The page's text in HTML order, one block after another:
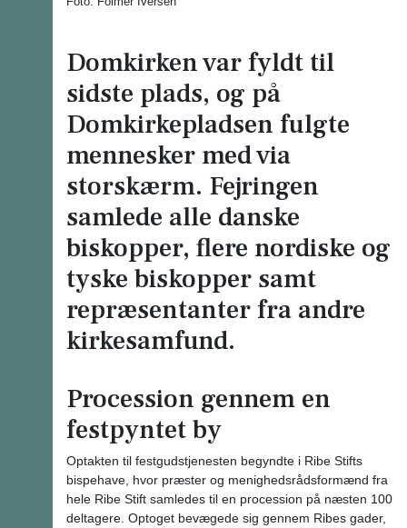
Domkirken var fyldt til
sidste plads, og på
Domkirkepladsen fulgte
mennesker med via
storskærm. Fejringen
samlede alle danske
biskopper, flere nordiske og
tyske biskopper samt
repræsentanter fra andre
kirkesamfund.
Procession gennem en
festpyntet by
Optakten til festgudstjenesten begyndte i Ribe Stifts
bispehave, hvor præster og menighedsrådsformænd fra
hele Ribe Stift samledes til en procession på næsten 100
deltagere. Optoget bevægede sig gennem Ribes gader,